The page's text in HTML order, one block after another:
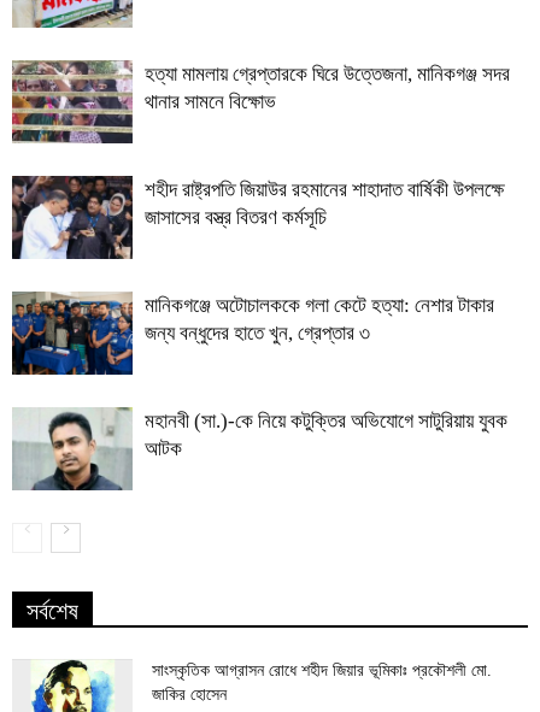
হত্যা মামলায় গ্রেপ্তারকে ঘিরে উত্তেজনা, মানিকগঞ্জ সদর
থানার সামনে বিক্ষোভ
শহীদ রাষ্ট্রপতি জিয়াউর রহমানের শাহাদাত বার্ষিকী উপলক্ষে
জাসাসের বস্ত্র বিতরণ কর্মসূচি
মানিকগঞ্জে অটোচালককে গলা কেটে হত্যা: নেশার টাকার
জন্য বন্ধুদের হাতে খুন, গ্রেপ্তার ৩
মহানবী (সা.)-কে নিয়ে কটুক্তির অভিযোগে সাটুরিয়ায় যুবক
আটক
সর্বশেষ
সাংস্কৃতিক আগ্রাসন রোধে শহীদ জিয়ার ভূমিকাঃ প্রকৌশলী মো.
জাকির হোসেন